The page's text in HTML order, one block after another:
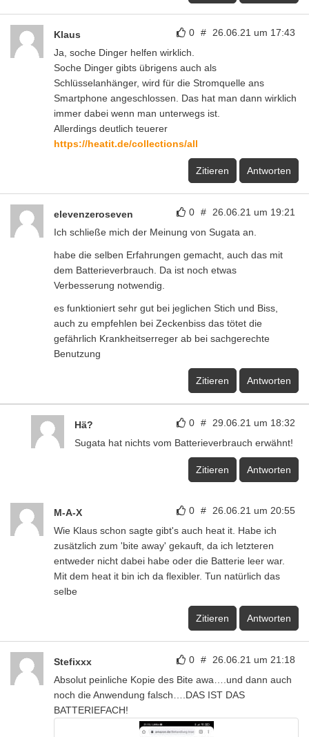
0 # 26.06.21 um 17:43
Klaus
Ja, soche Dinger helfen wirklich.
Soche Dinger gibts übrigens auch als
Schlüsselanhänger, wird für die Stromquelle ans
Smartphone angeschlossen. Das hat man dann wirklich
immer dabei wenn man unterwegs ist.
Allerdings deutlich teuerer
https://heatit.de/collections/all
Zitieren Antworten
0 # 26.06.21 um 19:21
elevenzeroseven
Ich schließe mich der Meinung von Sugata an.
habe die selben Erfahrungen gemacht, auch das mit
dem Batterieverbrauch. Da ist noch etwas
Verbesserung notwendig.
es funktioniert sehr gut bei jeglichen Stich und Biss,
auch zu empfehlen bei Zeckenbiss das tötet die
gefährlich Krankheitserreger ab bei sachgerechte
Benutzung
Zitieren Antworten
0 # 29.06.21 um 18:32
Hä?
Sugata hat nichts vom Batterieverbrauch erwähnt!
Zitieren Antworten
0 # 26.06.21 um 20:55
M-A-X
Wie Klaus schon sagte gibt's auch heat it. Habe ich
zusätzlich zum 'bite away' gekauft, da ich letzteren
entweder nicht dabei habe oder die Batterie leer war.
Mit dem heat it bin ich da flexibler. Tun natürlich das
selbe
Zitieren Antworten
0 # 26.06.21 um 21:18
Stefixxx
Absolut peinliche Kopie des Bite awa….und dann auch
noch die Anwendung falsch….DAS IST DAS
BATTERIEFACH!